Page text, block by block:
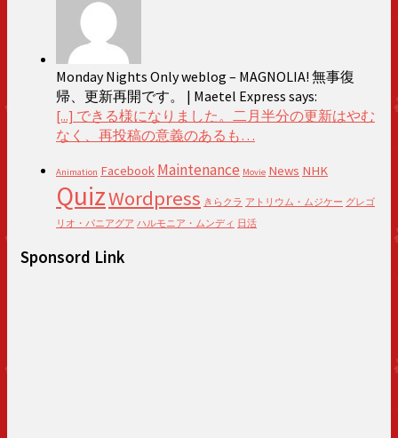
Monday Nights Only weblog – MAGNOLIA! 無事復
帰、更新再開です。 | Maetel Express says:
[...] できる様になりました。二月半分の更新はやむ
なく、再投稿の意義のあるも…
Animation Facebook Maintenance Movie News NHK
QuizWordpress きらクラ アトリウム・ムジケー グレゴ
リオ・パニアグア ハルモニア・ムンディ 日活
Sponsord Link